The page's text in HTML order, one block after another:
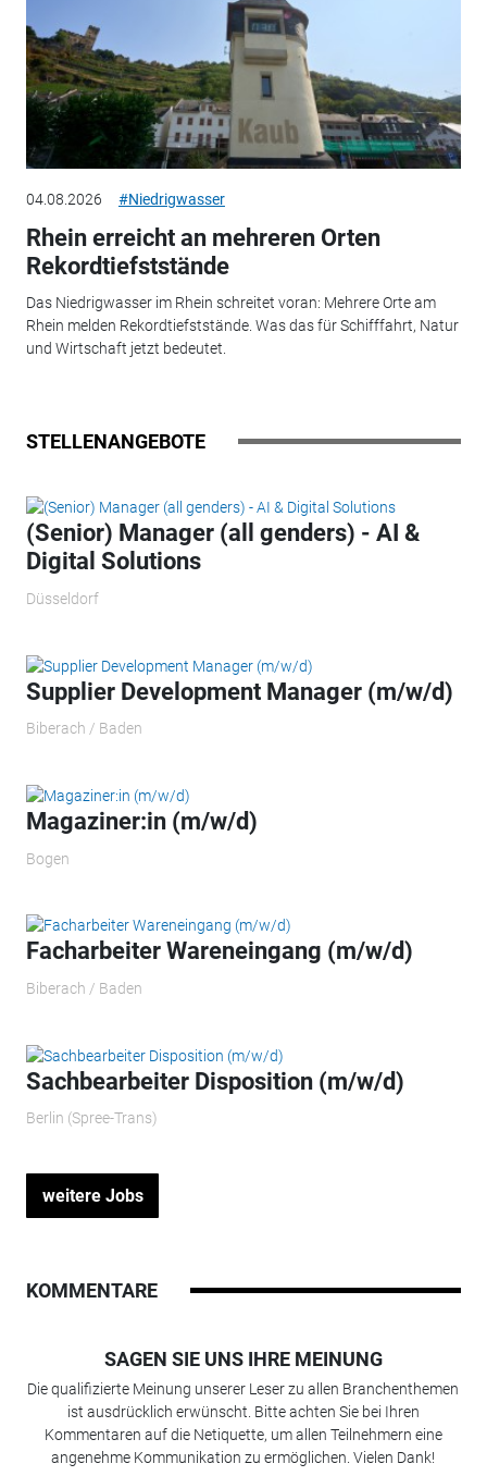
04.08.2026 #Niedrigwasser
Rhein erreicht an mehreren Orten
Rekordtiefststände
Das Niedrigwasser im Rhein schreitet voran: Mehrere Orte am
Rhein melden Rekordtiefststände. Was das für Schifffahrt, Natur
und Wirtschaft jetzt bedeutet.
STELLENANGEBOTE
(Senior) Manager (all genders) - AI &
Digital Solutions
Düsseldorf
Supplier Development Manager (m/w/d)
Biberach / Baden
Magaziner:in (m/w/d)
Bogen
Facharbeiter Wareneingang (m/w/d)
Biberach / Baden
Sachbearbeiter Disposition (m/w/d)
Berlin (Spree-Trans)
weitere Jobs
KOMMENTARE
SAGEN SIE UNS IHRE MEINUNG
Die qualifizierte Meinung unserer Leser zu allen Branchenthemen
ist ausdrücklich erwünscht. Bitte achten Sie bei Ihren
Kommentaren auf die Netiquette, um allen Teilnehmern eine
angenehme Kommunikation zu ermöglichen. Vielen Dank!